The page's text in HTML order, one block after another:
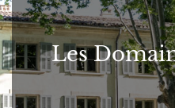
Les